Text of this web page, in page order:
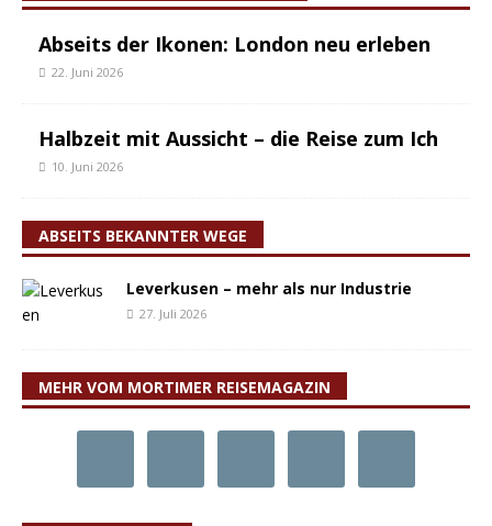
Abseits der Ikonen: London neu erleben
22. Juni 2026
Halbzeit mit Aussicht – die Reise zum Ich
10. Juni 2026
ABSEITS BEKANNTER WEGE
Leverkusen – mehr als nur Industrie
27. Juli 2026
MEHR VOM MORTIMER REISEMAGAZIN